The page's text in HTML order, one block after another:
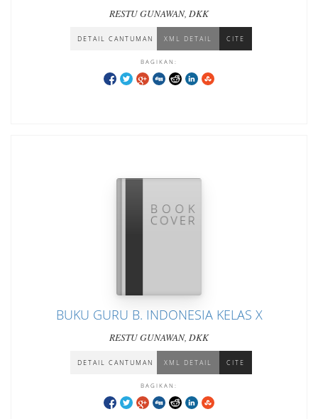
RESTU GUNAWAN, DKK
DETAIL CANTUMAN XML DETAIL CITE
BAGIKAN:
BUKU GURU B. INDONESIA KELAS X
RESTU GUNAWAN, DKK
DETAIL CANTUMAN XML DETAIL CITE
BAGIKAN: